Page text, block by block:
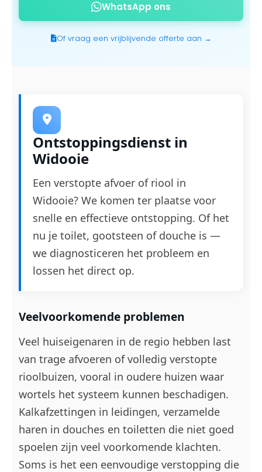
WhatsApp ons
Of vraag een vrijblijvende offerte aan →
Ontstoppingsdienst in
Widooie
Een verstopte afvoer of riool in
Widooie? We komen ter plaatse voor
snelle en effectieve ontstopping. Of het
nu je toilet, gootsteen of douche is —
we diagnosticeren het probleem en
lossen het direct op.
Veelvoorkomende problemen
Veel huiseigenaren in de regio hebben last
van trage afvoeren of volledig verstopte
rioolbuizen, vooral in oudere huizen waar
wortels het systeem kunnen beschadigen.
Kalkafzettingen in leidingen, verzamelde
haren in douches en toiletten die niet goed
spoelen zijn veel voorkomende klachten.
Soms is het een eenvoudige verstopping die